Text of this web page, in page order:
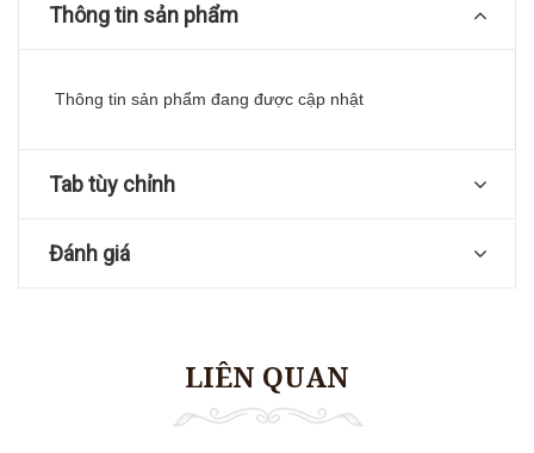
Thông tin sản phẩm
Thông tin sản phẩm đang được cập nhật
Tab tùy chỉnh
Đánh giá
LIÊN QUAN